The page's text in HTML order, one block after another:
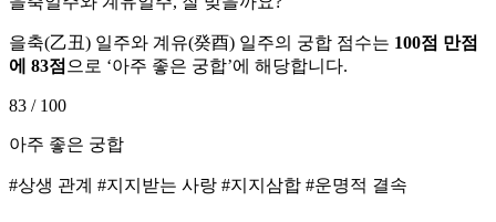
을축(乙丑) 일주와 계유(癸酉) 일주의 궁합 점수는 100점 만점
에 83점 으로 ‘아주 좋은 궁합’에 해당합니다.
83 / 100
아주 좋은 궁합
#상생 관계 #지지받는 사랑 #지지삼합 #운명적 결속